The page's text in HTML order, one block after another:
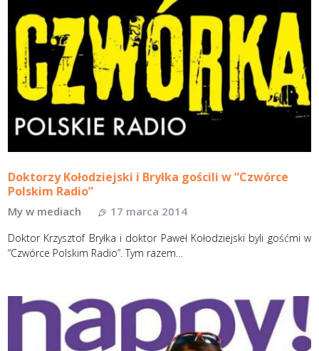
Doktorzy Kołodziejski i Bryłka gościli w “Czwórce
Polskim Radio”
My w mediach 17 marca 2014
Doktor Krzysztof Bryłka i doktor Paweł Kołodziejski byli gośćmi w
“Czwórce Polskim Radio”. Tym razem…